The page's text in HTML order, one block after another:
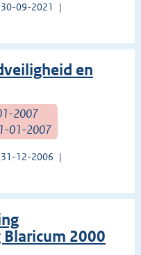
09-2021
en
2007
01-2007
12-2006
2000